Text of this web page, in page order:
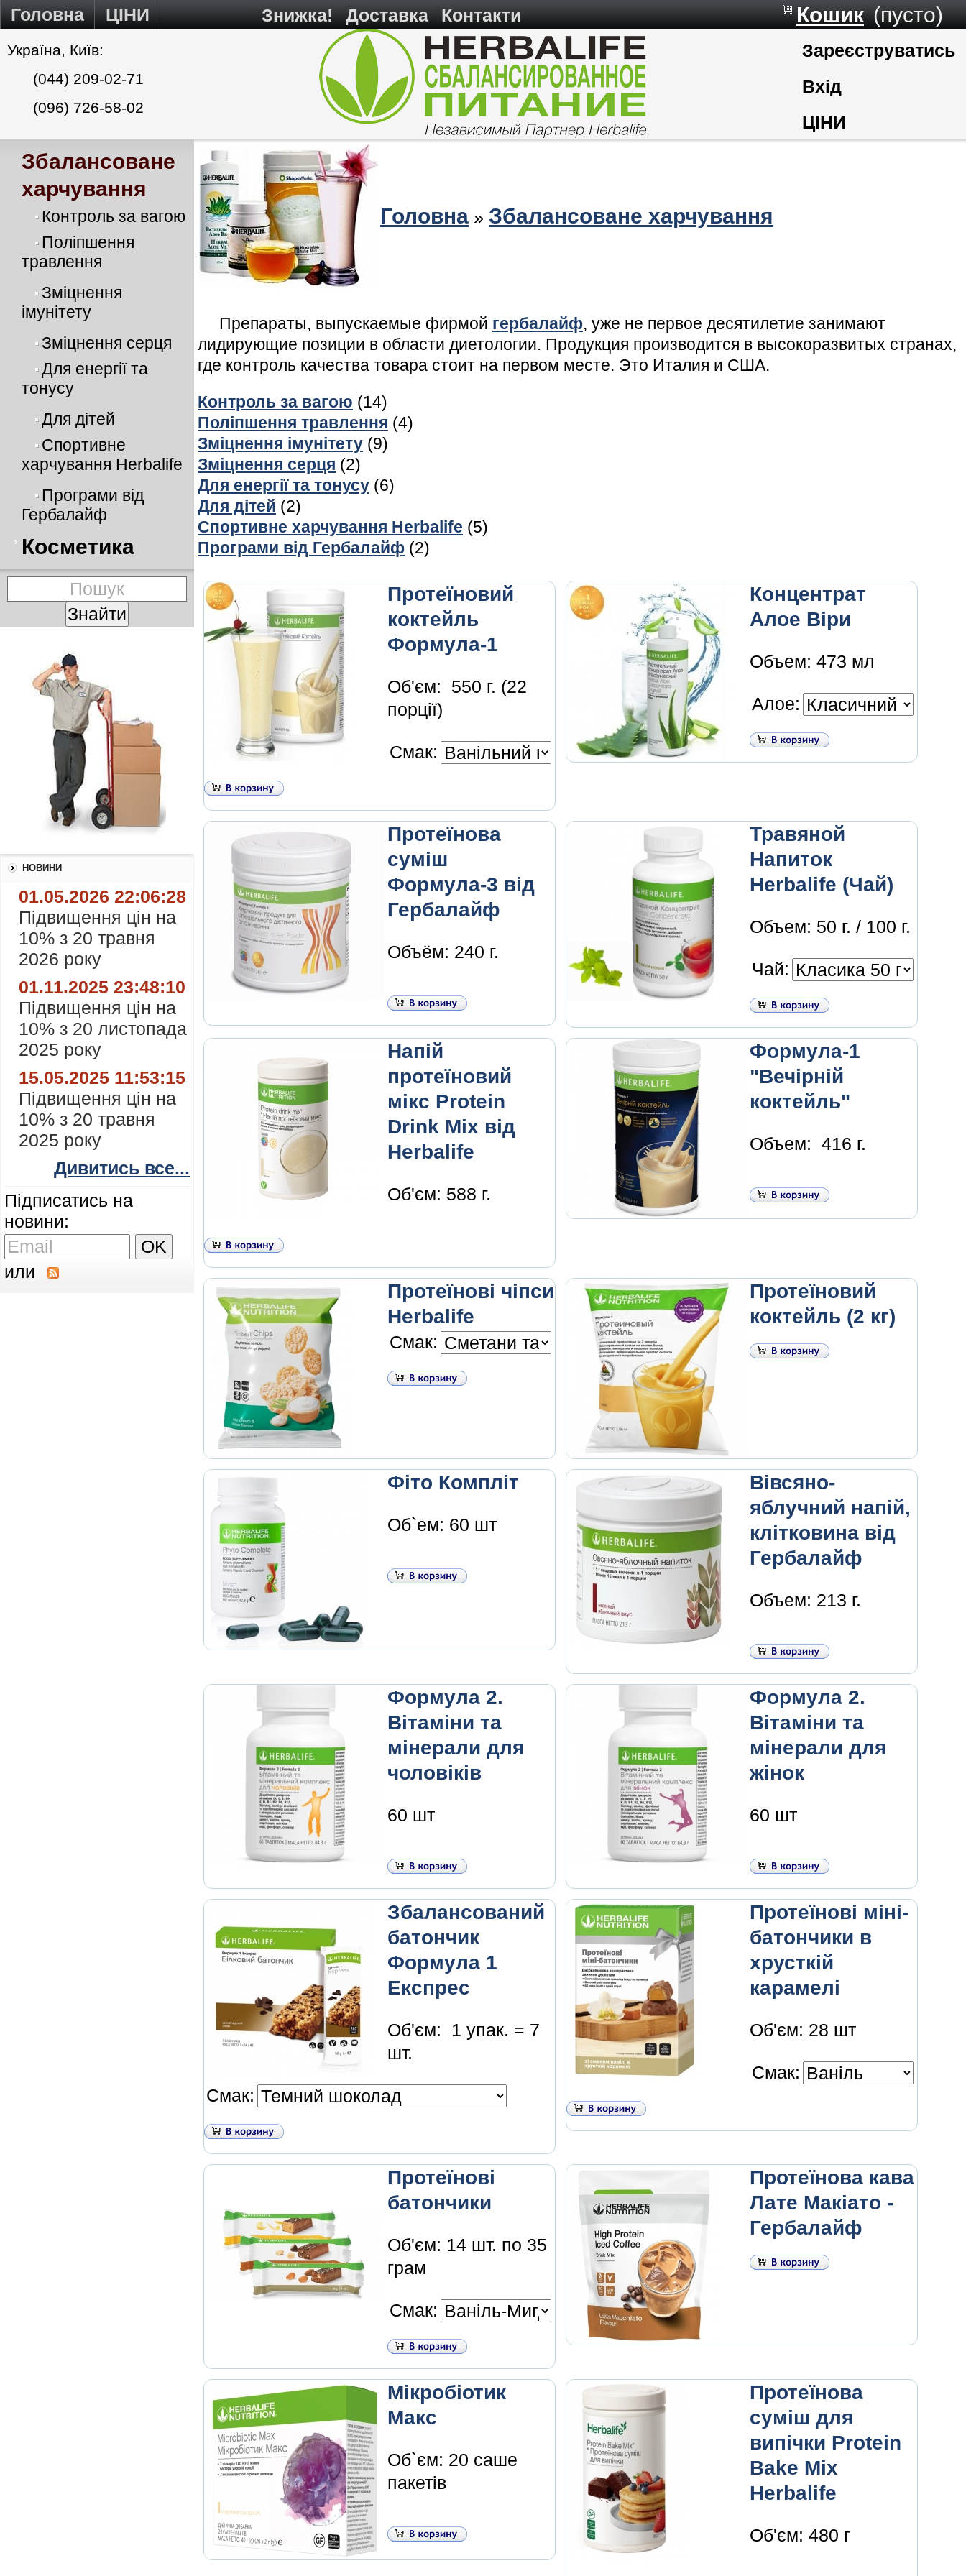
Головна ЦІНИ Знижка! Доставка Контакти Кошик (пусто)
Україна, Київ:
(044) 209-02-71
(096) 726-58-02
Зареєструватись
Вхід
ЦІНИ
Збалансоване
харчування
Контроль за вагою
Поліпшення
травлення
Зміцнення
імунітету
Зміцнення серця
Для енергії та
тонусу
Для дітей
Спортивне
харчування Herbalife
Програми від
Гербалайф
Косметика
НОВИНИ
01.05.2026 22:06:28
Підвищення цін на
10% з 20 травня
2026 року
01.11.2025 23:48:10
Підвищення цін на
10% з 20 листопада
2025 року
15.05.2025 11:53:15
Підвищення цін на
10% з 20 травня
2025 року
Дивитись все...
Підписатись на
новини:
или
Головна » Збалансоване харчування
Препараты, выпускаемые фирмой гербалайф, уже не первое десятилетие занимают
лидирующие позиции в области диетологии. Продукция производится в высокоразвитых странах,
где контроль качества товара стоит на первом месте. Это Италия и США.
Контроль за вагою (14)
Поліпшення травлення (4)
Зміцнення імунітету (9)
Зміцнення серця (2)
Для енергії та тонусу (6)
Для дітей (2)
Спортивне харчування Herbalife (5)
Програми від Гербалайф (2)
Протеїновий
коктейль
Формула-1
Об'єм:
550 г. (22
порції)
Смак:
Концентрат
Алое Віри
Объем: 473 мл
Алое:
Протеїнова
суміш
Формула-3 від
Гербалайф
Объём: 240 г.
Травяной
Напиток
Herbalife (Чай)
Объем: 50 г. / 100 г.
Чай:
Напій
протеїновий
мікс Protein
Drink Mix від
Herbalife
Об'єм: 588 г.
Формула-1
"Вечірній
коктейль"
Объем: 416 г.
Протеїнові чіпси
Herbalife
Смак:
Протеїновий
коктейль (2 кг)
Фіто Компліт
Об`ем: 60 шт
Вівсяно-
яблучний напій,
клітковина від
Гербалайф
Объем: 213 г.
Формула 2.
Вітаміни та
мінерали для
чоловіків
60 шт
Формула 2.
Вітаміни та
мінерали для
жінок
60 шт
Збалансований
батончик
Формула 1
Експрес
Об'єм: 1 упак. = 7
шт.
Смак:
Протеїнові міні-
батончики в
хрусткій
карамелі
Об'єм: 28 шт
Смак:
Протеїнові
батончики
Об'єм: 14 шт. по 35
грам
Смак:
Протеїнова кава
Лате Макіато -
Гербалайф
Мікробіотик
Макс
Об`єм: 20 саше
пакетів
Протеїнова
суміш для
випічки Protein
Bake Mix
Herbalife
Об'єм: 480 г